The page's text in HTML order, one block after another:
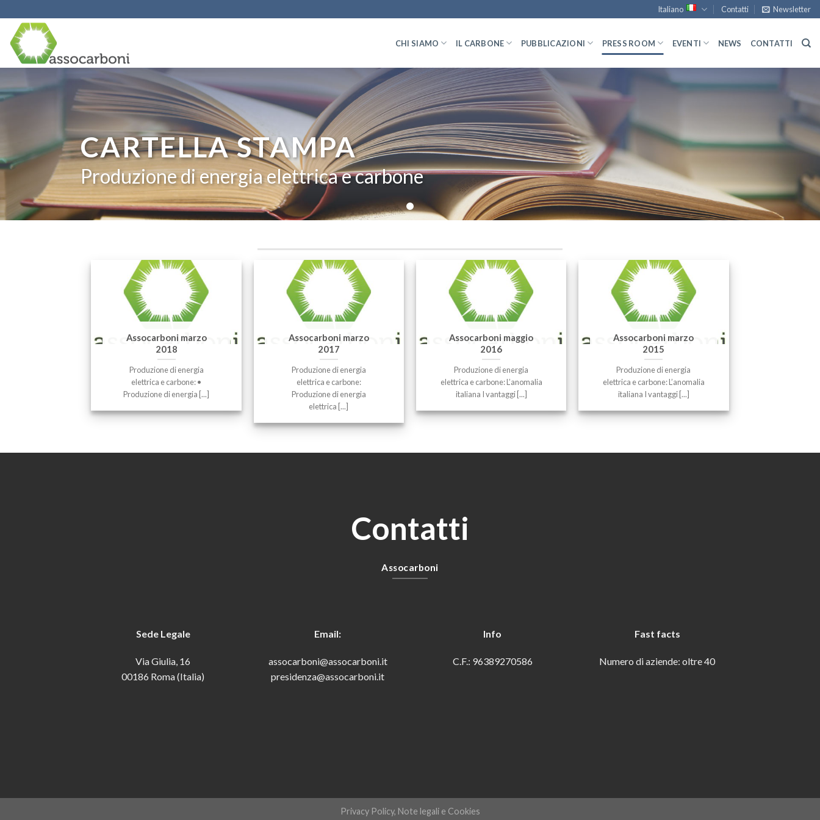
to
content
Italiano Contatti Newsletter
CHI SIAMO IL CARBONE PUBBLICAZIONI PRESS ROOM EVENTI NEWS CONTATTI
CARTELLA STAMPA
Produzione di energia elettrica e carbone
Assocarboni marzo
2018
Produzione di energia
elettrica e carbone: •
Produzione di energia [...]
Assocarboni marzo
2017
Produzione di energia
elettrica e carbone:
Produzione di energia
elettrica [...]
Assocarboni maggio
2016
Produzione di energia
elettrica e carbone: L’anomalia
italiana I vantaggi [...]
Assocarboni marzo
2015
Produzione di energia
elettrica e carbone: L’anomalia
italiana I vantaggi [...]
Contatti
Assocarboni
Sede Legale
Via Giulia, 16
00186 Roma (Italia)
Email:
assocarboni@assocarboni.it
presidenza@assocarboni.it
Info
C.F.: 96389270586
Fast facts
Numero di aziende: oltre 40
Privacy Policy, Note legali e Cookies